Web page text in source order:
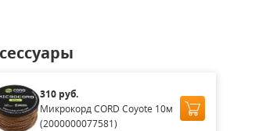
310 руб.
Микрокорд CORD Coyote 10м
(2000000077581)